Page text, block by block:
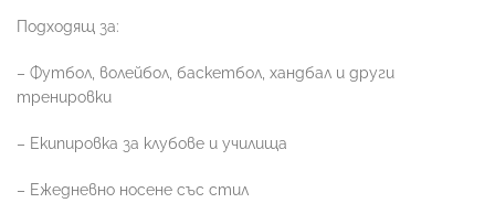
Подходящ за:
– Футбол, волейбол, баскетбол, хандбал и други
тренировки
– Екипировка за клубове и училища
– Ежедневно носене със стил